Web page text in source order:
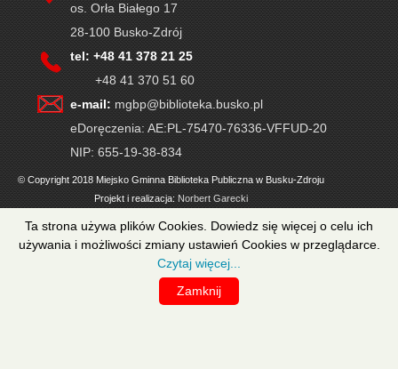
os. Orła Białego 17
28-100 Busko-Zdrój
tel: +48 41 378 21 25
+48 41 370 51 60
e-mail: mgbp@biblioteka.busko.pl
eDoręczenia: AE:PL-75470-76336-VFFUD-20
NIP: 655-19-38-834
© Copyright 2018 Miejsko Gminna Biblioteka Publiczna w Busku-Zdroju
Projekt i realizacja: Norbert Garecki
Ta strona używa plików Cookies. Dowiedz się więcej o celu ich
używania i możliwości zmiany ustawień Cookies w przeglądarce.
Czytaj więcej...
Zamknij